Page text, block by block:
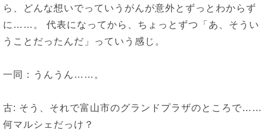
ら、どんな想いでっていうがんが意外とずっとわからず
に……。 代表になってから、ちょっとずつ「あ、そうい
うことだったんだ」っていう感じ。
一同：うんうん……。
古: そう、それで富山市のグランドプラザのところで……
何マルシェだっけ？